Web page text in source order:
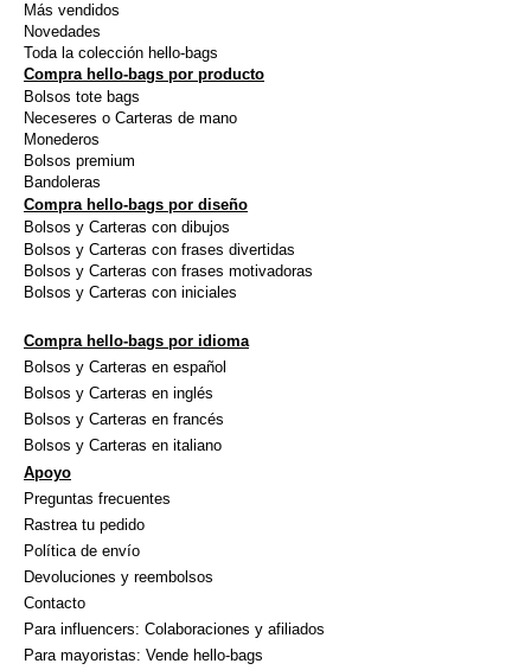
de
Más vendidos
Novedades
Toda la colección hello-bags
Compra hello-bags por producto
Bolsos tote bags
Neceseres o Carteras de mano
Monederos
Bolsos premium
Bandoleras
Compra hello-bags por diseño
Bolsos y Carteras con dibujos
Bolsos y Carteras con frases divertidas
Bolsos y Carteras con frases motivadoras
Bolsos y Carteras con iniciales
Compra hello-bags por idioma
Bolsos y Carteras en español
Bolsos y Carteras en inglés
Bolsos y Carteras en francés
Bolsos y Carteras en italiano
Apoyo
Preguntas frecuentes
Rastrea tu pedido
Política de envío
Devoluciones y reembolsos
Contacto
Para influencers: Colaboraciones y afiliados
Para mayoristas: Vende hello-bags